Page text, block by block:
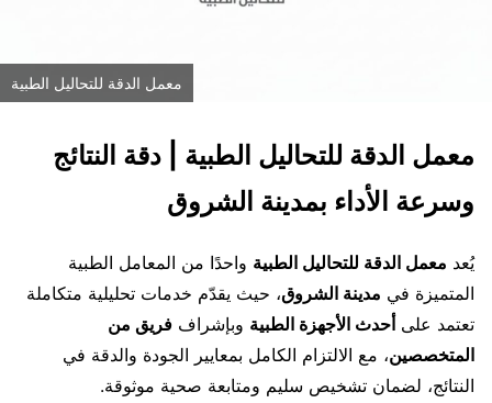
معمل الدقة للتحاليل الطبية
معمل الدقة للتحاليل الطبية | دقة النتائج
وسرعة الأداء بمدينة الشروق
يُعد معمل الدقة للتحاليل الطبية واحدًا من المعامل الطبية
المتميزة في مدينة الشروق، حيث يقدّم خدمات تحليلية متكاملة
تعتمد علىأحدث الأجهزة الطبية وبإشراف فريق من
المتخصصين، مع الالتزام الكامل بمعايير الجودة والدقة في
النتائج، لضمان تشخيص سليم ومتابعة صحية موثوقة.